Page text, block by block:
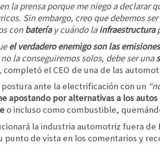
la prensa porque me niego a declarar
Sin embargo, creo que debemos
conbateríay cuándo lainfraestructura
el verdadero enemigo son las emisiones
la conseguiremos solos, debe ser una
completó el CEO de una de las
ante la electrificación con un
apostando por alternativas a los
o incluso como combustible,
la industria automotriz fuera de
de vista en los comentarios y